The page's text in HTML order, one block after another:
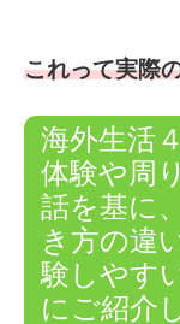
これって実際
海外生活
体験や周
話を基に
き方の違
験しやす
にご紹介